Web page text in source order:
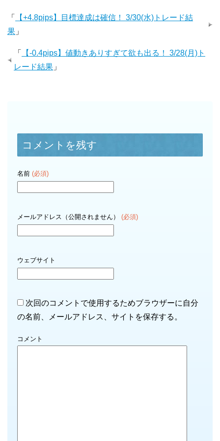
「
【+4.8pips】目標達成は確信！ 3/30(水)トレード結
果 」
「
【-0.4pips】値動きありすぎて欲も出る！ 3/28(月)ト
レード結果 」
コメントを残す
名前 (必須)
メールアドレス（公開されません） (必須)
ウェブサイト
次回のコメントで使用するためブラウザーに自分
の名前、メールアドレス、サイトを保存する。
コメント